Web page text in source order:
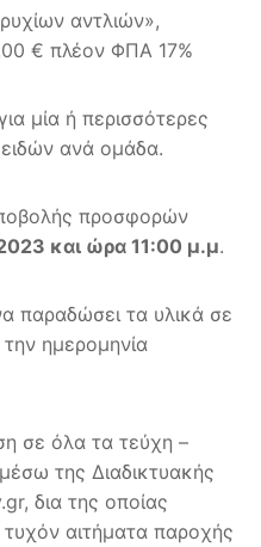
αντλιών»,
€ πλέον ΦΠΑ 17%
μία ή περισσότερες
ανά ομάδα.
προσφορών
και ώρα 11:00 μ.μ.
παραδώσει τα υλικά σε
ημερομηνία
σε όλα τα τεύχη –
της Διαδικτυακής
δια της οποίας
αιτήματα παροχής